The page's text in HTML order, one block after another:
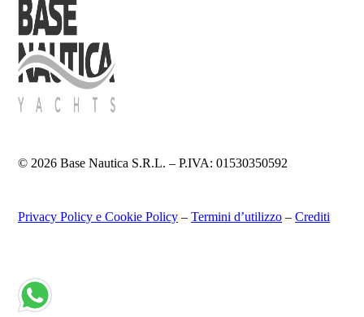
© 2026 Base Nautica S.R.L. – P.IVA: 01530350592
Privacy Policy e Cookie Policy – Termini d’utilizzo – Crediti